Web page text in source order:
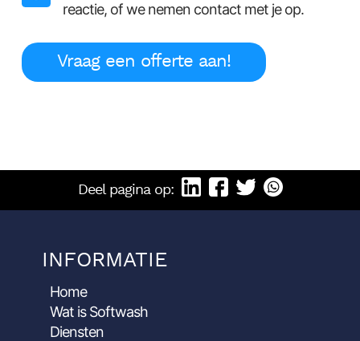
reactie, of we nemen contact met je op.
Vraag een offerte aan!
Deel pagina op:
INFORMATIE
Home
Wat is Softwash
Diensten